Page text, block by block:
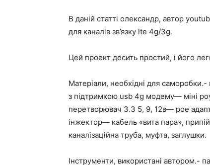
В даній статті олександр, автор
для каналів зв’язку lte 4g/3g.
Цей проект досить простий, і його
Матеріали, необхідні для
з підтримкою usb 4g модему— міні
перетворювач 3.3 5, 9, 12в— poe
інжектор— кабель «вита пара»,
каналізаційна труба, муфта, заглушки.
Інструменти, використані автором.-